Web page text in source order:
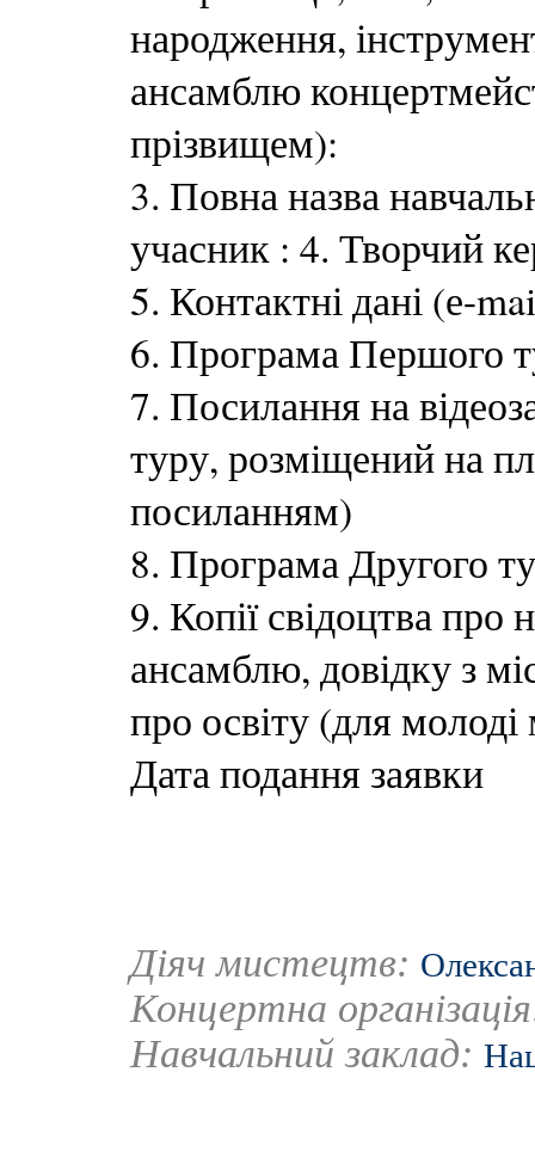
народження,
ансамблю
прізвищем):
3. Повна назва
учасник : 4. Творчий
5. Контактні дані (е-
6. Програма Першого
7. Посилання на
туру, розміщений на
посиланням)
8. Програма Другого
9. Копії свідоцтва
ансамблю, довідку з
про освіту (для молоді
Дата подання заявки
Діяч мистецтв:
Концертна
Навчальний заклад: